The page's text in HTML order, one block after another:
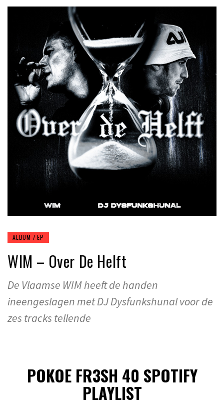
ALBUM / EP
WIM – Over De Helft
De Vlaamse WIM heeft de handen
ineengeslagen met DJ Dysfunkshunal voor de
zes tracks tellende
POKOE FR3SH 40 SPOTIFY
PLAYLIST